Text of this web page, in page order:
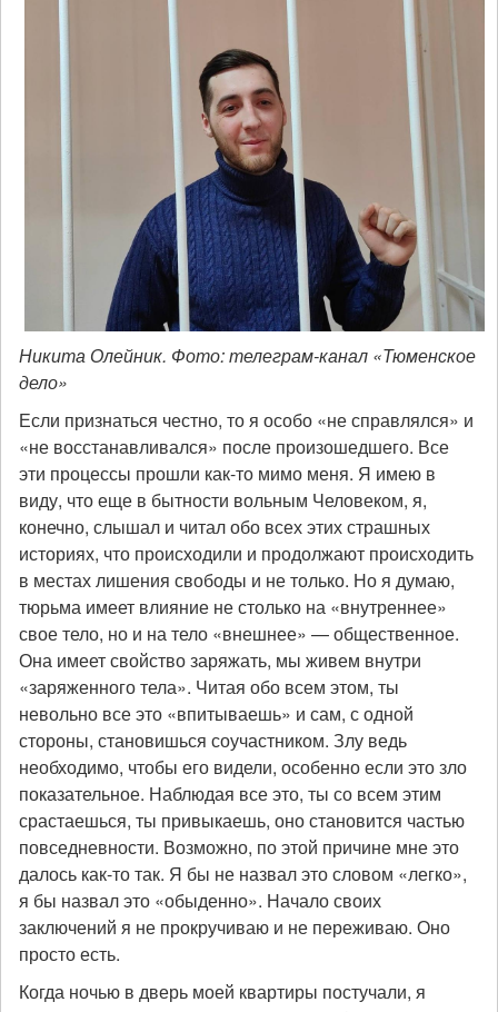
Никита Олейник. Фото: телеграм-канал «Тюменское
дело»
Если признаться честно, то я особо «не справлялся» и
«не восстанавливался» после произошедшего. Все
эти процессы прошли как-то мимо меня. Я имею в
виду, что еще в бытности вольным Человеком, я,
конечно, слышал и читал обо всех этих страшных
историях, что происходили и продолжают происходить
в местах лишения свободы и не только. Но я думаю,
тюрьма имеет влияние не столько на «внутреннее»
свое тело, но и на тело «внешнее» — общественное.
Она имеет свойство заряжать, мы живем внутри
«заряженного тела». Читая обо всем этом, ты
невольно все это «впитываешь» и сам, с одной
стороны, становишься соучастником. Злу ведь
необходимо, чтобы его видели, особенно если это зло
показательное. Наблюдая все это, ты со всем этим
срастаешься, ты привыкаешь, оно становится частью
повседневности. Возможно, по этой причине мне это
далось как-то так. Я бы не назвал это словом «легко»,
я бы назвал это «обыденно». Начало своих
заключений я не прокручиваю и не переживаю. Оно
просто есть.
Когда ночью в дверь моей квартиры постучали, я